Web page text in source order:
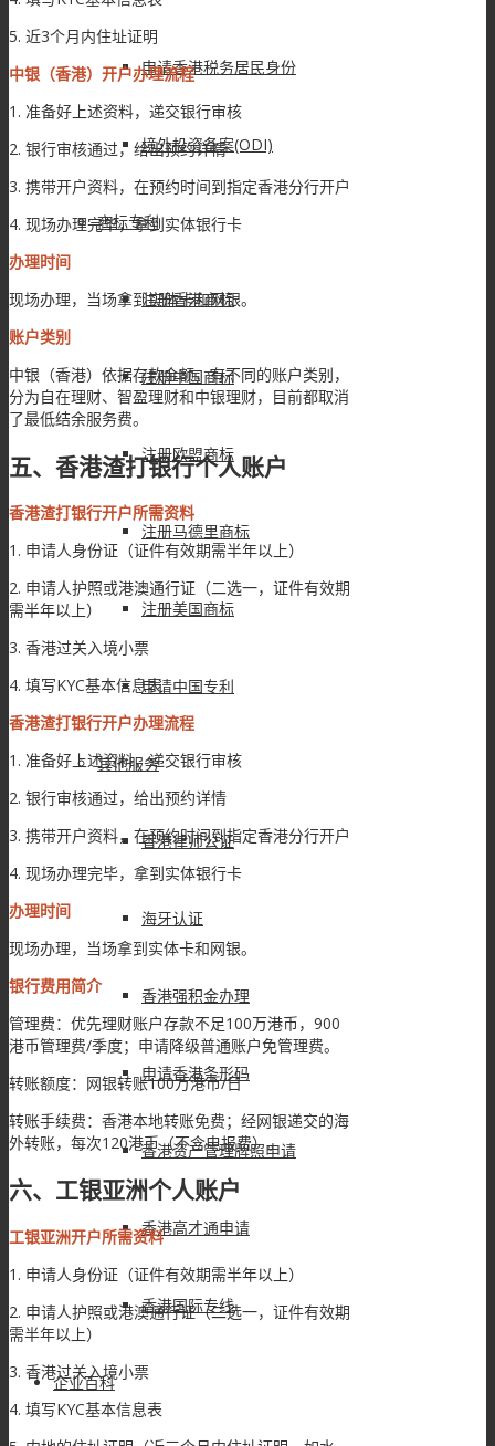
申请香港税务居民身份
境外投资备案(ODI)
商标专利
注册香港商标
注册中国商标
注册欧盟商标
注册马德里商标
注册美国商标
申请中国专利
其他服务
香港律师公证
海牙认证
香港强积金办理
申请香港条形码
香港资产管理牌照申请
香港高才通申请
香港国际专线
企业百科
5. 近3个月内住址证明
中银（香港）开户办理流程
1. 准备好上述资料，递交银行审核
2. 银行审核通过，给出预约详情
3. 携带开户资料，在预约时间到指定香港分行开户
4. 现场办理完毕，拿到实体银行卡
办理时间
现场办理，当场拿到实体卡和网银。
账户类别
中银（香港）依据存款金额，有不同的账户类别，
分为自在理财、智盈理财和中银理财，目前都取消
了最低结余服务费。
五、香港渣打银行个人账户
香港渣打银行开户所需资料
1. 申请人身份证（证件有效期需半年以上）
2. 申请人护照或港澳通行证（二选一，证件有效期
需半年以上）
3. 香港过关入境小票
4. 填写KYC基本信息表
香港渣打银行开户办理流程
1. 准备好上述资料，递交银行审核
2. 银行审核通过，给出预约详情
3. 携带开户资料，在预约时间到指定香港分行开户
4. 现场办理完毕，拿到实体银行卡
办理时间
现场办理，当场拿到实体卡和网银。
银行费用简介
管理费：优先理财账户存款不足100万港币，900
港币管理费/季度；申请降级普通账户免管理费。
转账额度：网银转账100万港币/日
转账手续费：香港本地转账免费；经网银递交的海
外转账，每次120港币（不含电报费）。
六、工银亚洲个人账户
工银亚洲开户所需资料
1. 申请人身份证（证件有效期需半年以上）
2. 申请人护照或港澳通行证（二选一，证件有效期
需半年以上）
3. 香港过关入境小票
4. 填写KYC基本信息表